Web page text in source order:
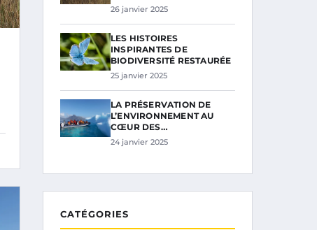
26 janvier 2025
LES HISTOIRES
INSPIRANTES DE
BIODIVERSITÉ RESTAURÉE
25 janvier 2025
LA PRÉSERVATION DE
L’ENVIRONNEMENT AU
CŒUR DES…
24 janvier 2025
CATÉGORIES